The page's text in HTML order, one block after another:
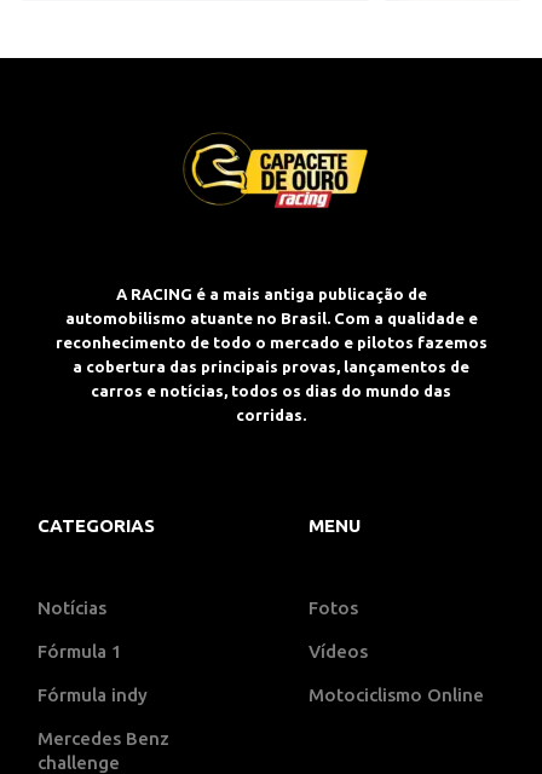
A RACING é a mais antiga publicação de
automobilismo atuante no Brasil. Com a qualidade e
reconhecimento de todo o mercado e pilotos fazemos
a cobertura das principais provas, lançamentos de
carros e notícias, todos os dias do mundo das
corridas.
CATEGORIAS
Notícias
Fórmula 1
Fórmula indy
Mercedes Benz
challenge
MENU
Fotos
Vídeos
Motociclismo Online